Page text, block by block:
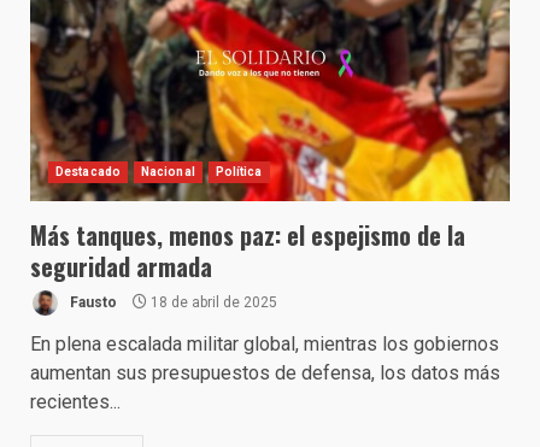
Destacado Nacional Política
Más tanques, menos paz: el espejismo de la
seguridad armada
Fausto 18 de abril de 2025
En plena escalada militar global, mientras los gobiernos
aumentan sus presupuestos de defensa, los datos más
recientes...